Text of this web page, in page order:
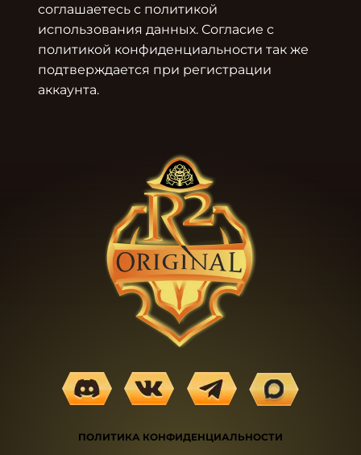
соглашаетесь с политикой
использования данных. Согласие с
политикой конфиденциальности так же
подтверждается при регистрации
аккаунта.
ПОЛИТИКА КОНФИДЕНЦИАЛЬНОСТИ